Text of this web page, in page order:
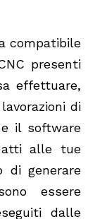
compatibile
presenti
effettuare,
di
il software
alle tue
di generare
essere
dalle